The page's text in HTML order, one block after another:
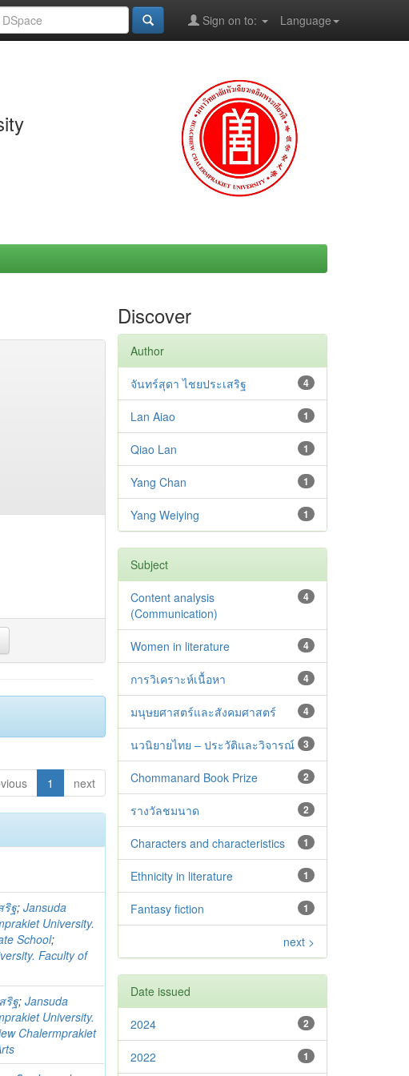
Language
Sign on to:
1 next
ริฐ;Jansuda
University.
School;
Faculty of
ริฐ;Jansuda
University.
Chalermprakiet
Discover
Author
4
จันทร์สุดา ไชยประเสริฐ
1
Lan Aiao
1
Qiao Lan
1
Yang Chan
1
Yang Weiying
Subject
4
Content analysis
(Communication)
4
Women in literature
4
การวิเคราะห์เนื้อหา
4
มนุษยศาสตร์และสังคมศาสตร์
3
นวนิยายไทย – ประวัติและวิจารณ์
2
Chommanard Book Prize
2
รางวัลชมนาด
1
Characters and characteristics
1
Ethnicity in literature
1
Fantasy fiction
next >
Date issued
2
2024
1
2022